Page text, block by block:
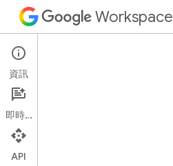
Workspace
Google Drive
總覽
資訊
即時通訊
API